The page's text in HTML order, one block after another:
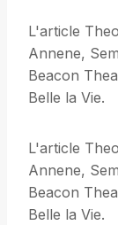
L'article
Annene,
Beacon
Belle la Vie.
L'article
Annene,
Beacon
Belle la Vie.